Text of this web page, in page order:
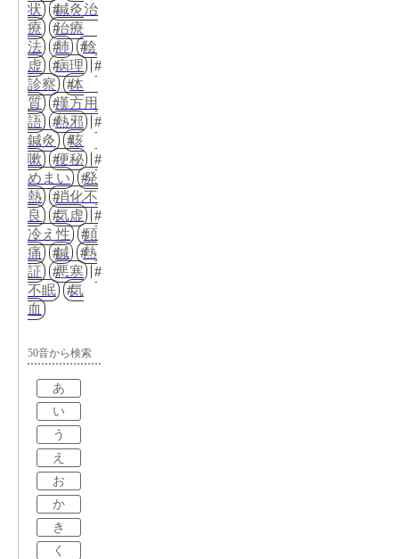
状
鍼灸治
療
治療
法
肺
陰
虚
病理
診察
体
質
漢方用
語
熱邪
鍼灸
咳
嗽
便秘
めまい
発
熱
消化不
良
気虚
冷え性
頭
痛
鍼
熱
証
悪寒
不眠
気
血
50音から検索
あ
い
う
え
お
か
き
く